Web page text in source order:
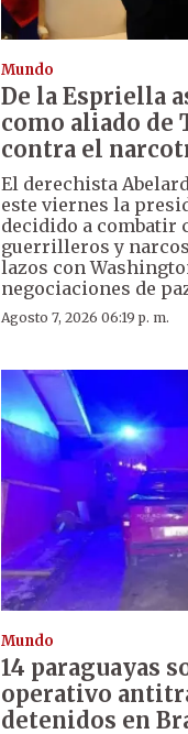
Mundo
De la Espriella
como aliado de
contra el
El derechista
este viernes la
decidido a combatir
guerrilleros y
lazos con
negociaciones de
Agosto 7, 2026 06:19 p. m.
Mundo
14 paraguayas
operativo
detenidos en